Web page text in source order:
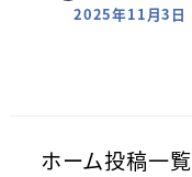
2025年11月3日
ホーム投稿一覧